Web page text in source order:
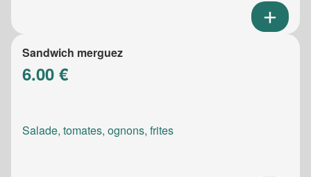
Sandwich merguez
6.00 €
Salade, tomates, ognons, frites